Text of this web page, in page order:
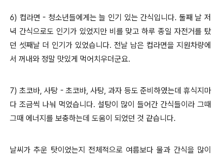
6) 컵라면 - 청소년들에게는 늘 인기 있는 간식입니다. 둘째 날 저
녁 간식으로도 인기가 있었지만 비를 맞고 하루 종일 자전거를 탔
던 셋째날 더 인기가 있었습니다. 전날 남은 컵라면을 지원차량에
서 꺼내와 정말 맛있게 먹어치우더군요.
7) 초코바, 사탕 - 초코바, 사탕, 과자 등도 준비하였는데 휴식지마
다 조금씩 나눠 먹었습니다. 설탕이 많이 들어간 간식들이라 그때
그때 에너지를 보충하는데 도움이 되었던 것 같습니다.
날씨가 추운 탓이었는지 전체적으로 여름보다 물과 간식을 많이